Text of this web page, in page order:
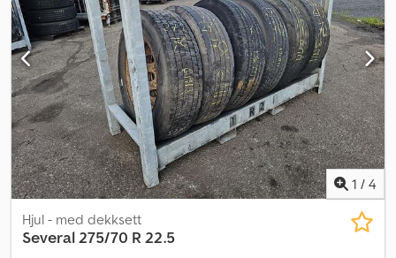
1 / 4
Hjul - med dekksett
Several275/70 R 22.5